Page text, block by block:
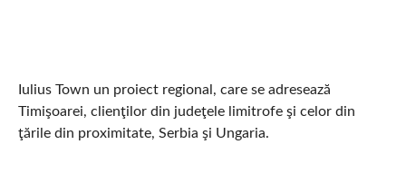
Iulius Town un proiect regional, care se adresează
Timişoarei, clienţilor din judeţele limitrofe şi celor din
ţările din proximitate, Serbia şi Ungaria.